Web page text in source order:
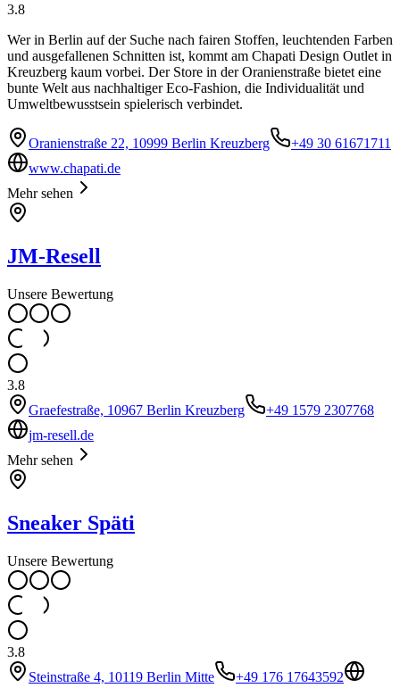
3.8
Wer in Berlin auf der Suche nach fairen Stoffen, leuchtenden Farben
und ausgefallenen Schnitten ist, kommt am Chapati Design Outlet in
Kreuzberg kaum vorbei. Der Store in der Oranienstraße bietet eine
bunte Welt aus nachhaltiger Eco-Fashion, die Individualität und
Umweltbewusstsein spielerisch verbindet.
Oranienstraße 22, 10999 Berlin Kreuzberg
+49 30 61671711
www.chapati.de
Mehr sehen
JM-Resell
Unsere Bewertung
3.8
Graefestraße, 10967 Berlin Kreuzberg
+49 1579 2307768
jm-resell.de
Mehr sehen
Sneaker Späti
Unsere Bewertung
3.8
Steinstraße 4, 10119 Berlin Mitte
+49 176 17643592